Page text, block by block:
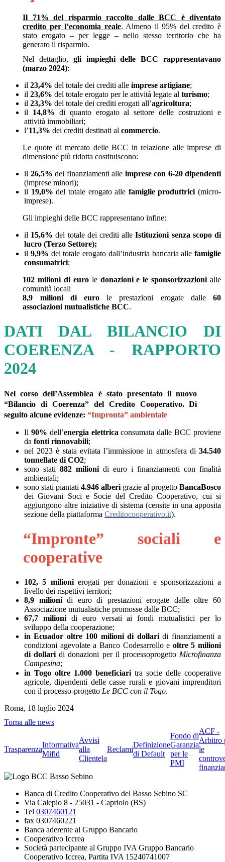
Il 71% del risparmio raccolto dalle BCC è diventato
credito per l’economia reale. Almeno il 95% del credito è
stato erogato – per legge – nello stesso territorio che ha
generato il risparmio.
Nel dettaglio, gli impieghi delle BCC rappresentavano
(marzo 2024):
il 23,4% del totale dei crediti alle imprese artigiane;
il 23,6% del totale erogato per le attività legate al turismo;
il 23,3% del totale dei crediti erogati all’agricoltura;
il 14,8% di quanto erogato al settore delle costruzioni e
attività immobiliari;
l’11,3% dei crediti destinati al commercio.
Le quote di mercato delle BCC in relazione alle imprese di
dimensione più ridotta costituiscono:
il 26,5% dei finanziamenti alle imprese con 6-20 dipendenti
(imprese minori);
il 19,0%del totale erogato alle famiglie produttrici (micro-
imprese).
Gli impieghi delle BCC rappresentano infine:
il 15,6%del totale dei crediti alleIstituzioni senza scopo di
lucro (Terzo Settore);
il 9,9% del totale erogato dall’industria bancaria alle famiglie
consumatrici;
102 milioni di eurole donazioni e le sponsorizzazioni alle
comunità locali
8,9 milioni di euro le prestazioni erogate dalle60
associazioni mutualistiche BCC.
DATI DAL BILANCIO DI
COERENZA - RAPPORTO
2024
Nel corso dell’Assemblea è stato presentato il nuovo
“Bilancio di Coerenza” del Credito Cooperativo. Di
seguito alcune evidenze: “Impronta” ambientale
Il 90% dell’energia elettricaconsumata dalle BCC proviene
da fonti rinnovabili;
nel 2023 è stata evitata l’immissione in atmosfera di 34.540
tonnellate di CO2;
sono stati 882 milioni di euro i finanziamenti con finalità
ambientali;
sono stati piantati 4.946 alberi grazie al progetto BancaBosco
dei Giovani Soci e Socie del Credito Cooperativo, cui si
aggiungono altre iniziative di sistema (censite in una apposita
sezione della piattaforma Creditocooperativo.it).
“Impronte” sociali e
cooperative
102, 5 milioni erogati per donazioni e sponsorizzazioni a
livello dei rispettivi territori;
8,9 milionidi euro di prestazioni erogate dalle oltre 60
Associazione mutualistiche promosse dalle BCC;
67,7 milioni di euro versati ai fondi mutualistici per lo
sviluppo della cooperazione;
in Ecuador oltre 100 milioni di dollaridi finanziamenti a
condizioni agevolate a Banco Codesarrollo e oltre 5 milioni
di dollaridi donazioni per il processoprogettoMicrofinanza
Campesina;
in Togo oltre 1.000 beneficiari tra socie delle cooperative
agricole, dipendenti delle casse rurali e giovani imprenditori
con il processo-progetto Le BCC con il Togo.
Roma, 18 luglio 2024
Torna alle news
Trasparenza
Informativa
Mifid
Avvisi
alla
Clientela
Reclami
Definizione
di Default
Fondo di
Garanzia
per le
PMI
ACF -
Arbitro
le
Banca di Credito Cooperativo del Basso Sebino SC
Via Calepio 8 - 25031 - Capriolo (BS)
Tel 0307460121
fax 0307460221
Banca aderente al Gruppo Bancario
Cooperativo Iccrea
Società partecipante al Gruppo IVA Gruppo Bancario
Cooperativo Iccrea, Partita IVA 15240741007